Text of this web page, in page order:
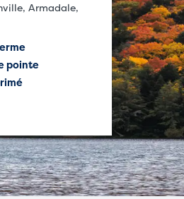
Armadale,
pointe